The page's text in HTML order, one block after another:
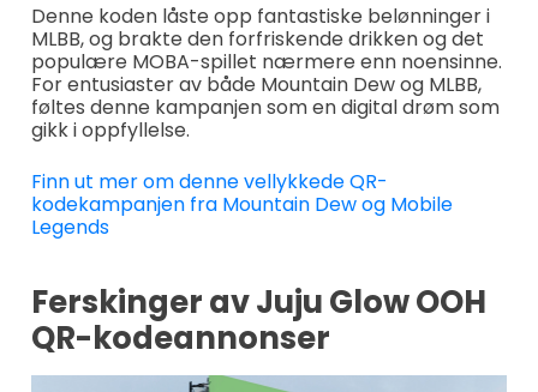
Denne koden låste opp fantastiske belønninger i
MLBB, og brakte den forfriskende drikken og det
populære MOBA-spillet nærmere enn noensinne.
For entusiaster av både Mountain Dew og MLBB,
føltes denne kampanjen som en digital drøm som
gikk i oppfyllelse.
Finn ut mer om denne vellykkede QR-
kodekampanjen fra Mountain Dew og Mobile
Legends
Ferskinger av Juju Glow OOH
QR-kodeannonser